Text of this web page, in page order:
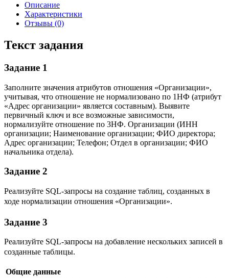
Описание
Характеристики
Отзывы (0)
Текст задания
Задание 1
Заполните значения атрибутов отношения «Организации»,
учитывая, что отношение не нормализовано по 1НФ (атрибут
«Адрес организации» является составным). Выявите
первичный ключ и все возможные зависимости,
нормализуйте отношение по 3НФ. Организации (ИНН
организации; Наименование организации; ФИО директора;
Адрес организации; Телефон; Отдел в организации; ФИО
начальника отдела).
Задание 2
Реализуйте SQL-запросы на создание таблиц, созданных в
ходе нормализации отношения «Организации».
Задание 3
Реализуйте SQL-запросы на добавление нескольких записей в
созданные таблицы.
Общие данные